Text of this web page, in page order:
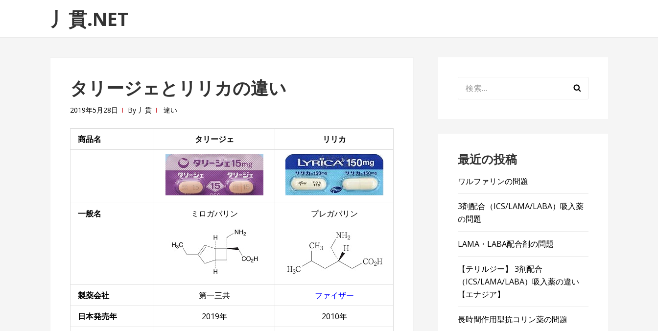
ゲ
テ丿貫.NET
タリージェとリリカの違い
2019年5月28日 By 丿貫 違い
商品名 タリージェ リリカ
一般名 ミロガバリン プレガバリン
製薬会社 第一三共
ファイザー
日本発売年
2019年 2010年
索:
最近の投稿
ワルファリンの問題
3剤配合（ICS/LAMA/LABA）吸入薬
の問題
LAMA・LABA配合剤の問題
【テリルジー】 3剤配合
（ICS/LAMA/LABA）吸入薬の違い
【エナジア】
長時間作用型抗コリン薬の問題